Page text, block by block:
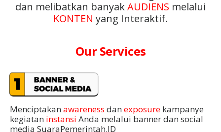
dan melibatkan banyakAUDIENS melalui
KONTEN yang Interaktif.
Our Services
Menciptakanawareness danexposure kampanye
kegiatan instansi Anda melalui banner dan social
media SuaraPemerintah.ID